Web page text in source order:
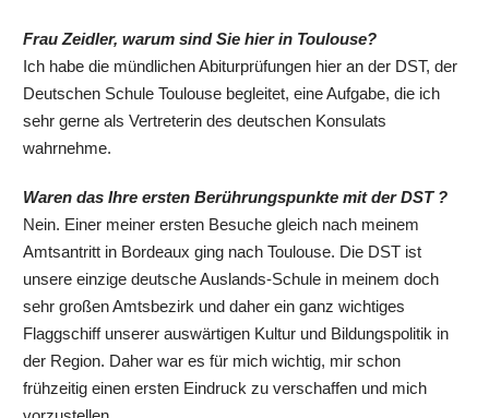
Frau Zeidler, warum sind Sie hier in Toulouse?
Ich habe die mündlichen Abiturprüfungen hier an der DST, der
Deutschen Schule Toulouse begleitet, eine Aufgabe, die ich
sehr gerne als Vertreterin des deutschen Konsulats
wahrnehme.
Waren das Ihre ersten Berührungspunkte mit der DST ?
Nein. Einer meiner ersten Besuche gleich nach meinem
Amtsantritt in Bordeaux ging nach Toulouse. Die DST ist
unsere einzige deutsche Auslands-Schule in meinem doch
sehr großen Amtsbezirk und daher ein ganz wichtiges
Flaggschiff unserer auswärtigen Kultur und Bildungspolitik in
der Region. Daher war es für mich wichtig, mir schon
frühzeitig einen ersten Eindruck zu verschaffen und mich